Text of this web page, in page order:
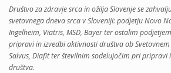
Društvo za zdravje srca in ožilja Slovenje se
svetovnega dneva srca v Sloveniji: podjetju Novo
Ingelheim, Viatris, MSD, Bayer ter ostalim
pripravi in izvedbi aktivnosti društva ob Svetovnem
Salvus, Diafit ter številnim sodelujočim pri pripravi
društva.